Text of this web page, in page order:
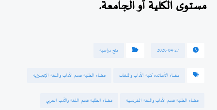
مستوى الكلية أو الجامعة.
2026-04-27 منح دراسية
فضاء الأساتذة كلية الآداب واللغات فضاء الطلبة قسم الآداب واللغة الإنجليزية
فضاء الطلبة قسم الآداب واللغة الفرنسية فضاء الطلبة قسم اللغة والأدب العربي